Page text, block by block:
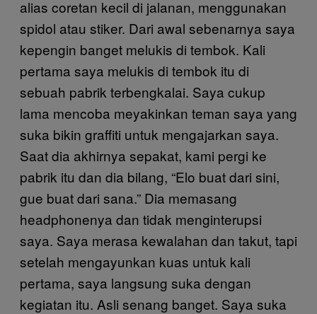
alias coretan kecil di jalanan, menggunakan
spidol atau stiker. Dari awal sebenarnya saya
kepengin banget melukis di tembok. Kali
pertama saya melukis di tembok itu di
sebuah pabrik terbengkalai. Saya cukup
lama mencoba meyakinkan teman saya yang
suka bikin graffiti untuk mengajarkan saya.
Saat dia akhirnya sepakat, kami pergi ke
pabrik itu dan dia bilang, “Elo buat dari sini,
gue buat dari sana.” Dia memasang
headphonenya dan tidak menginterupsi
saya. Saya merasa kewalahan dan takut, tapi
setelah mengayunkan kuas untuk kali
pertama, saya langsung suka dengan
kegiatan itu. Asli senang banget. Saya suka